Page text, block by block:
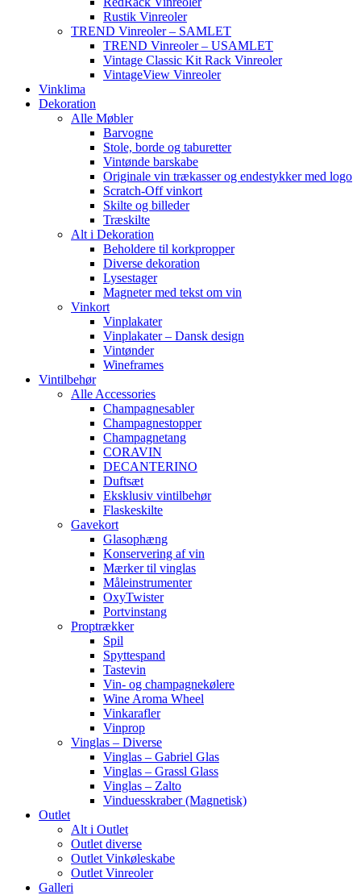
Rustik Vinreoler
TREND Vinreoler – SAMLET
TREND Vinreoler – USAMLET
Vintage Classic Kit Rack Vinreoler
VintageView Vinreoler
Vinklima
Dekoration
Alle Møbler
Barvogne
Stole, borde og taburetter
Vintønde barskabe
Originale vin trækasser og endestykker med logo
Scratch-Off vinkort
Skilte og billeder
Træskilte
Alt i Dekoration
Beholdere til korkpropper
Diverse dekoration
Lysestager
Magneter med tekst om vin
Vinkort
Vinplakater
Vinplakater – Dansk design
Vintønder
Wineframes
Vintilbehør
Alle Accessories
Champagnesabler
Champagnestopper
Champagnetang
CORAVIN
DECANTERINO
Duftsæt
Eksklusiv vintilbehør
Flaskeskilte
Gavekort
Glasophæng
Konservering af vin
Mærker til vinglas
Måleinstrumenter
OxyTwister
Portvinstang
Proptrækker
Spil
Spyttespand
Tastevin
Vin- og champagnekølere
Wine Aroma Wheel
Vinkarafler
Vinprop
Vinglas – Diverse
Vinglas – Gabriel Glas
Vinglas – Grassl Glass
Vinglas – Zalto
Vinduesskraber (Magnetisk)
Outlet
Alt i Outlet
Outlet diverse
Outlet Vinkøleskabe
Outlet Vinreoler
Galleri